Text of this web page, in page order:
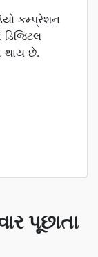
કમ્પ્રેશન
થાય છે.
પૂછાતા